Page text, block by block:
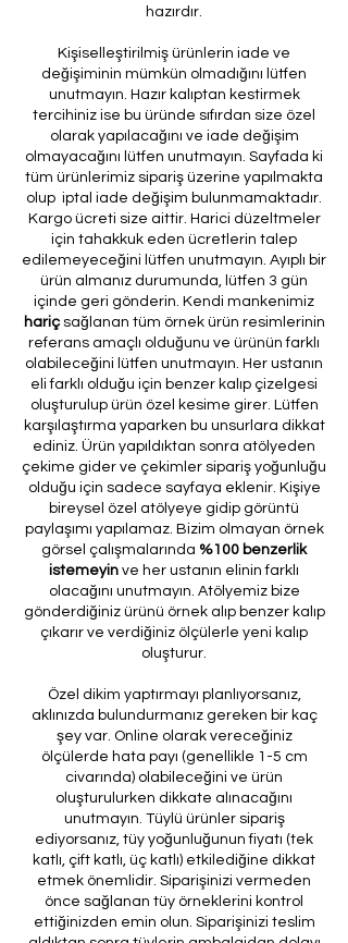
hazırdır.
Kişiselleştirilmiş ürünlerin iade ve
değişiminin mümkün olmadığını lütfen
unutmayın. Hazır kalıptan kestirmek
tercihiniz ise bu üründe sıfırdan size özel
olarak yapılacağını ve iade değişim
olmayacağını lütfen unutmayın. Sayfada ki
tüm ürünlerimiz sipariş üzerine yapılmakta
olup iptal iade değişim bulunmamaktadır.
Kargo ücreti size aittir. Harici düzeltmeler
için tahakkuk eden ücretlerin talep
edilemeyeceğini lütfen unutmayın. Ayıplı bir
ürün almanız durumunda, lütfen 3 gün
içinde geri gönderin. Kendi mankenimiz
hariçsağlanan tüm örnek ürün resimlerinin
referans amaçlı olduğunu ve ürünün farklı
olabileceğini lütfen unutmayın. Her ustanın
eli farklı olduğu için benzer kalıp çizelgesi
oluşturulup ürün özel kesime girer. Lütfen
karşılaştırma yaparken bu unsurlara dikkat
ediniz. Ürün yapıldıktan sonra atölyeden
çekime gider ve çekimler sipariş yoğunluğu
olduğu için sadece sayfaya eklenir. Kişiye
bireysel özel atölyeye gidip görüntü
paylaşımı yapılamaz. Bizim olmayan örnek
görsel çalışmalarında %100 benzerlik
istemeyin ve her ustanın elinin farklı
olacağını unutmayın. Atölyemiz bize
gönderdiğiniz ürünü örnek alıp benzer kalıp
çıkarır ve verdiğiniz ölçülerle yeni kalıp
oluşturur.
Özel dikim yaptırmayı planlıyorsanız,
aklınızda bulundurmanız gereken bir kaç
şey var. Online olarak vereceğiniz
ölçülerde hata payı (genellikle 1-5 cm
civarında) olabileceğini ve ürün
oluşturulurken dikkate alınacağını
unutmayın. Tüylü ürünler sipariş
ediyorsanız, tüy yoğunluğunun fiyatı (tek
katlı, çift katlı, üç katlı) etkilediğine dikkat
etmek önemlidir. Siparişinizi vermeden
önce sağlanan tüy örneklerini kontrol
ettiğinizden emin olun. Siparişinizi teslim